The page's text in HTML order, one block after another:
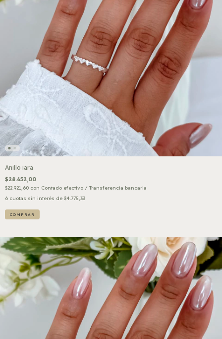
Anillo iara
$28.652,00
$22.921,60 con Contado efectivo / Transferencia bancaria
6 cuotas sin interés de $4.775,33
COMPRAR